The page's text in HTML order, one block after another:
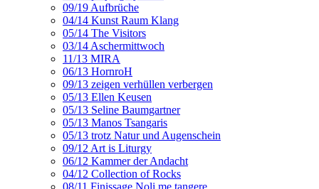
09/19 Aufbrüche
04/14 Kunst Raum Klang
05/14 The Visitors
03/14 Aschermittwoch
11/13 MIRA
06/13 HornroH
09/13 zeigen verhüllen verbergen
05/13 Ellen Keusen
05/13 Seline Baumgartner
05/13 Manos Tsangaris
05/13 trotz Natur und Augenschein
09/12 Art is Liturgy
06/12 Kammer der Andacht
04/12 Collection of Rocks
08/11 Finissage Noli me tangere